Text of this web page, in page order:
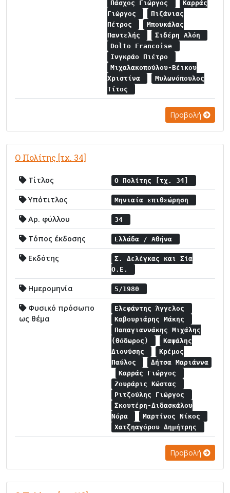
Πάσχος Γιώργος
Καρράς
Γιώργος
Πιζάνιας
Πέτρος
Μπουκάλας
Παντελής
Σιδέρη Αλόη
Dolto Francoise
Ινγκράο Πιέτρο
Μιχαλακοπούλου-Βέικου
Χριστίνα
Μυλωνόπουλος
Τίτος
Προβολή
Ο Πολίτης [τχ. 34]
Τίτλος Ο Πολίτης [τχ. 34]
Υπότιτλος Μηνιαία επιθεώρηση
Αρ. φύλλου 34
Τόπος έκδοσης Ελλάδα / Αθήνα
Εκδότης
Σ. Δελέγκας και Σία
Ο.Ε.
Ημερομηνία 5/1980
Φυσικό πρόσωπο
ως θέμα
Ελεφάντης Άγγελος
Καβουριάρης Μάκης
Παπαγιαννάκης Μιχάλης
(Θόδωρος)
Καψάλης
Διονύσης
Κρέμος
Παύλος
Δήτσα Μαριάννα
Καρράς Γιώργος
Ζουράρις Κώστας
Ριτζούλης Γιώργος
Σκουτέρη-Διδασκάλου
Νόρα
Μαρτίνος Νίκος
Χατζηαγόρου Δημήτρης
Προβολή